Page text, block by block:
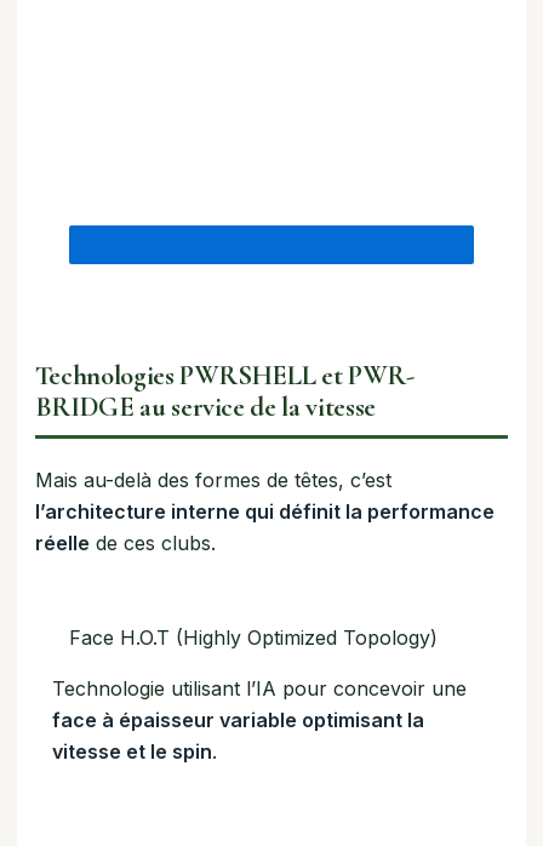
Technologies PWRSHELL et PWR-
BRIDGE au service de la vitesse
Mais au-delà des formes de têtes, c’est
l’architecture interne qui définit la performance
réelle de ces clubs.
Face H.O.T (Highly Optimized Topology)
Technologie utilisant l’IA pour concevoir une
face à épaisseur variable optimisant la
vitesse et le spin.